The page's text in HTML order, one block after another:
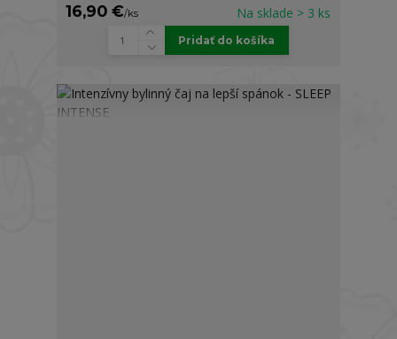
16,90 €/ks Na sklade > 3 ks
Pridať do košíka